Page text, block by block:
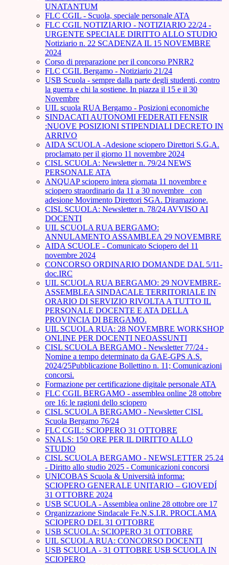
UNATANTUM
FLC CGIL - Scuola, speciale personale ATA
FLC CGIL NOTIZIARIO - NOTIZIARIO 22/24 -
URGENTE SPECIALE DIRITTO ALLO STUDIO
Notiziario n. 22 SCADENZA IL 15 NOVEMBRE
2024
Corso di preparazione per il concorso PNRR2
FLC CGIL Bergamo - Notiziario 21/24
USB Scuola - sempre dalla parte degli studenti, contro
la guerra e chi la sostiene. In piazza il 15 e il 30
Novembre
UIL scuola RUA Bergamo - Posizioni economiche
SINDACATI AUTONOMI FEDERATI FENSIR
:NUOVE POSIZIONI STIPENDIALI DECRETO IN
ARRIVO
AIDA SCUOLA -Adesione sciopero Direttori S.G.A.
proclamato per il giorno 11 novembre 2024
CISL SCUOLA: Newsletter n. 79/24 NEWS
PERSONALE ATA
ANQUAP sciopero intera giornata 11 novembre e
sciopero straordinario da 11 a 30 novembre_ con
adesione Movimento Direttori SGA. Diramazione.
CISL SCUOLA: Newsletter n. 78/24 AVVISO AI
DOCENTI
UIL SCUOLA RUA BERGAMO:
ANNULAMENTO ASSAMBLEA 29 NOVEMBRE
AIDA SCUOLE - Comunicato Sciopero del 11
novembre 2024
CONCORSO ORDINARIO DOMANDE DAL 5/11-
doc.IRC
UIL SCUOLA RUA BERGAMO: 29 NOVEMBRE-
ASSEMBLEA SINDACALE TERRITORIALE IN
ORARIO DI SERVIZIO RIVOLTA A TUTTO IL
PERSONALE DOCENTE E ATA DELLA
PROVINCIA DI BERGAMO.
UIL SCUOLA RUA: 28 NOVEMBRE WORKSHOP
ONLINE PER DOCENTI NEOASSUNTI
CISL SCUOLA BERGAMO - Newsletter 77/24 -
Nomine a tempo determinato da GAE-GPS A.S.
2024/25Pubblicazione Bollettino n. 11; Comunicazioni
concorsi.
Formazione per certificazione digitale personale ATA
FLC CGIL BERGAMO - assemblea online 28 ottobre
ore 16: le ragioni dello sciopero
CISL SCUOLA BERGAMO - Newsletter CISL
Scuola Bergamo 76/24
FLC CGIL: SCIOPERO 31 OTTOBRE
SNALS: 150 ORE PER IL DIRITTO ALLO
STUDIO
CISL SCUOLA BERGAMO - NEWSLETTER 25.24
- Diritto allo studio 2025 - Comunicazioni concorsi
UNICOBAS Scuola & Università informa:
SCIOPERO GENERALE UNITARIO – GIOVEDÍ
31 OTTOBRE 2024
USB SCUOLA - Assemblea online 28 ottobre ore 17
Organizzazione Sindacale Fe.N.S.I.R. PROCLAMA
SCIOPERO DEL 31 OTTOBRE
USB SCUOLA: SCIOPERO 31 OTTOBRE
UIL SCUOLA RUA: CONCORSO DOCENTI
USB SCUOLA - 31 OTTOBRE USB SCUOLA IN
SCIOPERO